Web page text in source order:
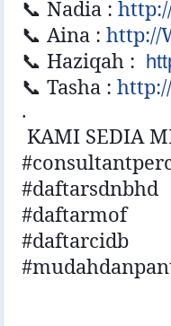
📞 Nadia :
📞 Aina : http://
📞 Haziqah :
📞 Tasha :
.
KAMI SEDIA
#daftarsdnbhd
#daftarmof
#daftarcidb